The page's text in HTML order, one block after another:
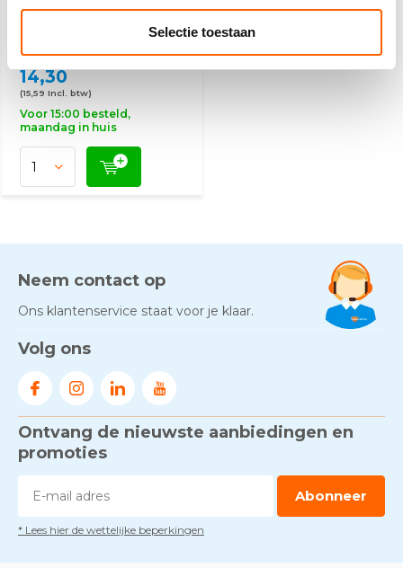
Selectie toestaan
Pleisterdispenser
14,30
(15,59 Incl. btw)
Voor 15:00 besteld,
maandag in huis
Neem contact op
Ons klantenservice staat voor je klaar.
Volg ons
Ontvang de nieuwste aanbiedingen en
promoties
Abonneer
* Lees hier de wettelijke beperkingen